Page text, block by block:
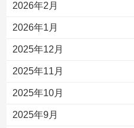
2026年2月
2026年1月
2025年12月
2025年11月
2025年10月
2025年9月